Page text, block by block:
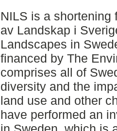
NILS is a shortening
av Landskap i
Landscapes in
financed by The
comprises all of
diversity and the
land use and other
have performed an